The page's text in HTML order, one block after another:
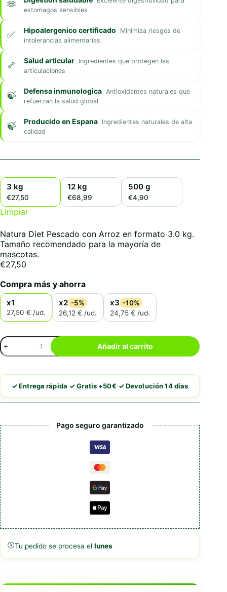
estomagos sensibles
Hipoalergenico certificado
Minimiza riesgos de
intolerancias alimentarias
Salud articular Ingredientes que protegen las
articulaciones
Defensa inmunologica Antioxidantes naturales que
refuerzan la salud global
Producido en Espana Ingredientes naturales de alta
calidad
3 kg
€27,50
12 kg
€68,99
500 g
€4,90
Limpiar
Natura Diet Pescado con Arroz en formato 3.0 kg.
Tamaño recomendado para la mayoría de
mascotas.
€27,50
Compra más y ahorra
x1
27,50 € /ud.
x2 -5%
26,12 € /ud.
x3 -10%
24,75 € /ud.
Natura
Diet
Pescado
Arroz
cantidad
Añadir al carrito
✓ Entrega rápida·✓ Gratis +50€·✓ Devolución 14 días
Pago seguro garantizado
🕔Tu pedido se procesa el lunes